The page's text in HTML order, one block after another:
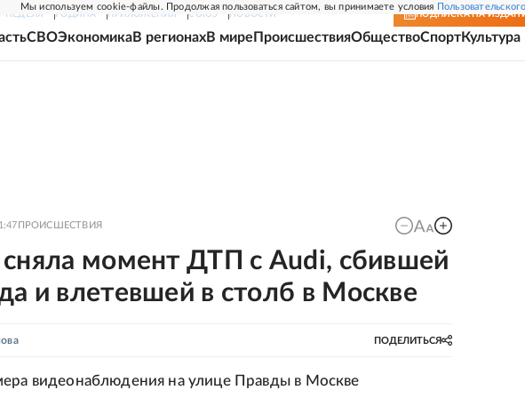
Мы используем cookie-файлы. Продолжая пользоваться сайтом, вы принимаете условия
НЕДЕЛЯ РОДИНА ПРИЛОЖЕНИЯ СОЮЗ НОВОСТИ ПОДПИСКА НА
СВОЭкономикаВ регионахВ мире ПроисшествияОбществоСпортКультура
ПРОИСШЕСТВИЯ
момент ДТП с Audi, сбившей
и влетевшей в столб в Москве
ПОДЕЛИТЬСЯ
видеонаблюдения на улице Правды в Москве